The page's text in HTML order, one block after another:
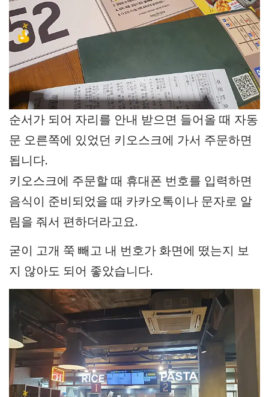
순서가 되어 자리를 안내 받으면 들어올 때 자동
문 오른쪽에 있었던 키오스크에 가서 주문하면
됩니다.
키오스크에 주문할 때 휴대폰 번호를 입력하면
음식이 준비되었을 때 카카오톡이나 문자로 알
림을 줘서 편하더라고요.
굳이 고개 쭉 빼고 내 번호가 화면에 떴는지 보
지 않아도 되어 좋았습니다.